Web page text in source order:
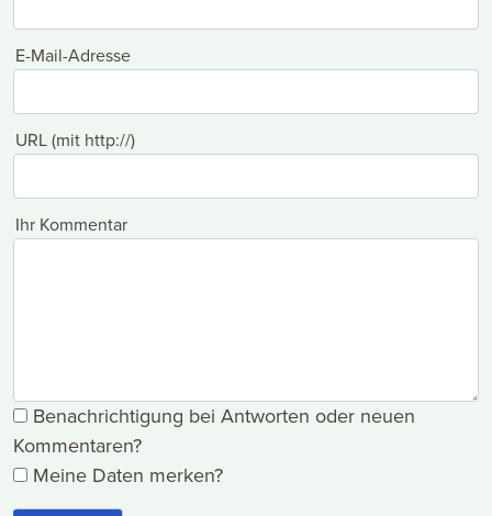
E-Mail-Adresse
URL (mit http://)
Ihr Kommentar
Benachrichtigung bei Antworten oder neuen
Kommentaren?
Meine Daten merken?